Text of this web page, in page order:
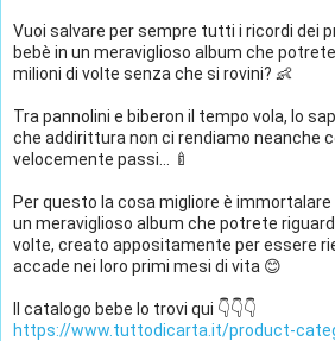
Vuoi salvare per sempre tutti i ricordi dei
bebè in un meraviglioso album che
milioni di volte senza che si rovini? 👶
Tra pannolini e biberon il tempo vola, lo
che addirittura non ci rendiamo neanche
velocemente passi... 🍼
Per questo la cosa migliore è
un meraviglioso album che potrete
volte, creato appositamente per essere
accade nei loro primi mesi di vita 😊
Il catalogo bebe lo trovi qui 👇👇👇
https://www.tuttodicarta.it/product-